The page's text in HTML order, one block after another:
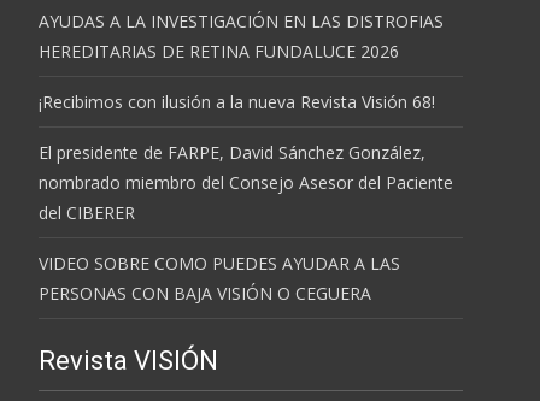
AYUDAS A LA INVESTIGACIÓN EN LAS DISTROFIAS
HEREDITARIAS DE RETINA FUNDALUCE 2026
¡Recibimos con ilusión a la nueva Revista Visión 68!
El presidente de FARPE, David Sánchez González,
nombrado miembro del Consejo Asesor del Paciente
del CIBERER
VIDEO SOBRE COMO PUEDES AYUDAR A LAS
PERSONAS CON BAJA VISIÓN O CEGUERA
Revista VISIÓN